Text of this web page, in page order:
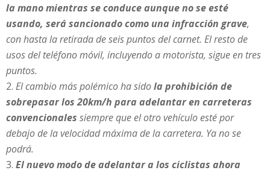
la mano mientras se conduce aunque no se esté
usando, será sancionado como una infracción grave,
con hasta la retirada de seis puntos del carnet. El resto de
usos del teléfono móvil, incluyendo a motorista, sigue en tres
puntos.
El cambio más polémico ha sidola prohibición de
sobrepasar los 20km/h para adelantar en carreteras
convencionales siempre que el otro vehículo esté por
debajo de la velocidad máxima de la carretera. Ya no se
podrá.
El nuevo modo de adelantar a los ciclistas ahora